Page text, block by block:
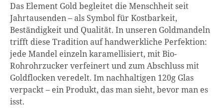
Das Element Gold begleitet die Menschheit seit
Jahrtausenden – als Symbol für Kostbarkeit,
Beständigkeit und Qualität. In unseren Goldmandeln
trifft diese Tradition auf handwerkliche Perfektion:
jede Mandel einzeln karamellisiert, mit Bio-
Rohrohrzucker verfeinert und zum Abschluss mit
Goldflocken veredelt. Im nachhaltigen 120g Glas
verpackt – ein Produkt, das man sieht, bevor man es
isst.